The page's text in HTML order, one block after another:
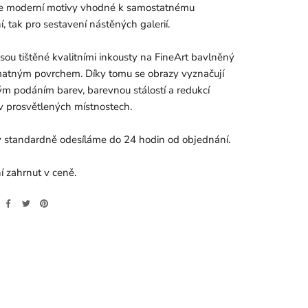
moderní motivy vhodné k samostatnému
tak pro sestavení nástěných galerií.
tištěné kvalitními inkousty na FineArt bavlněný
povrchem. Díky tomu se obrazy vyznačují
podáním barev, barevnou stálostí a redukcí
prosvětlených místnostech.
standardně odesíláme do 24 hodin od objednání.
zahrnut v ceně.